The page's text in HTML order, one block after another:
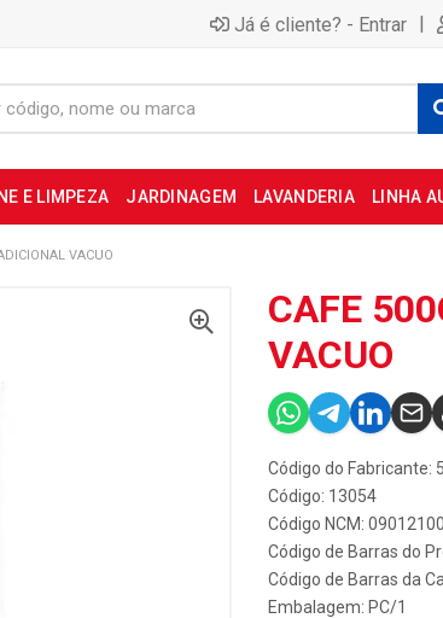
Já é cliente? - Entrar |
E LIMPEZA JARDINAGEM LAVANDERIA LINHA
VACUO
CAFE
VACUO
Código do Fabricante:
Código: 13054
Código NCM: 09012100
Código de Barras do
Código de Barras da
Embalagem: PC/1